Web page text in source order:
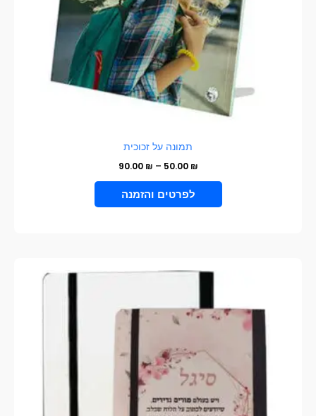
תמונה על זכוכית
50.00 ₪
–
90.00 ₪
VIEW PRODUCT
האפשרויות
בעמוד
המוצר